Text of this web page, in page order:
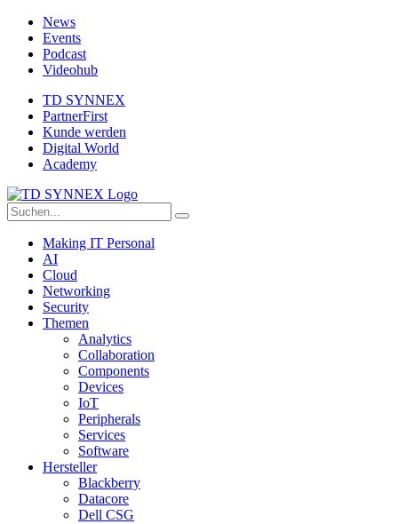
News
Events
Podcast
Videohub
TD SYNNEX
PartnerFirst
Kunde werden
Digital World
Academy
Making IT Personal
AI
Cloud
Networking
Security
Themen
Analytics
Collaboration
Components
Devices
IoT
Peripherals
Services
Software
Hersteller
Blackberry
Datacore
Dell CSG